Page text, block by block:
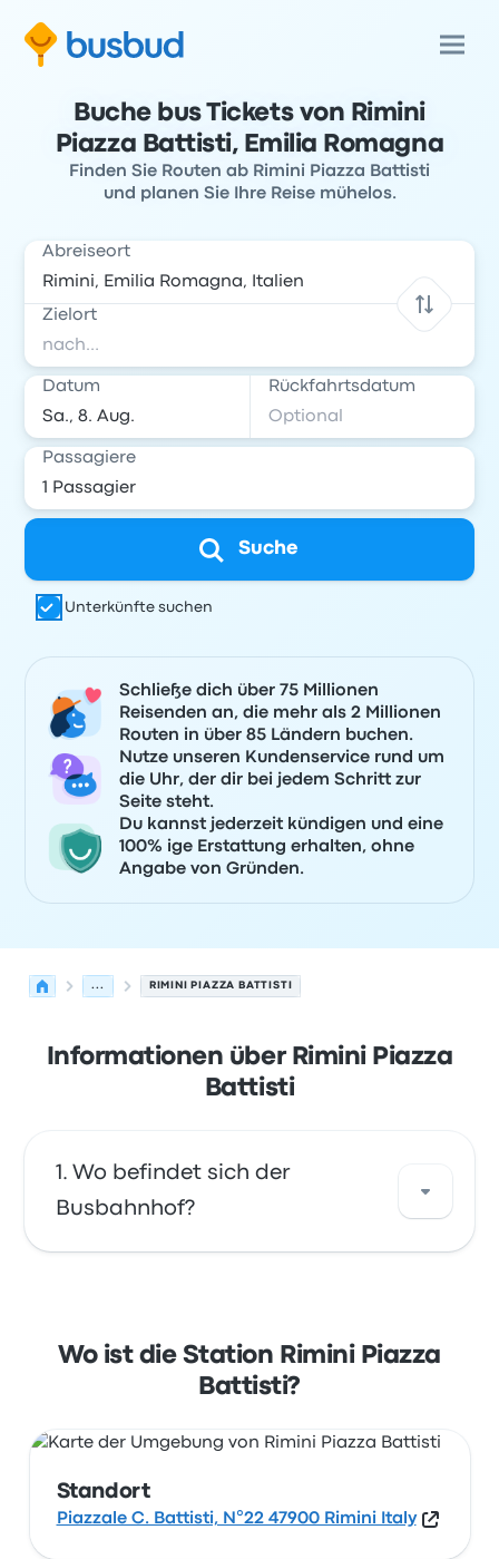
Buche bus Tickets von Rimini
Piazza Battisti, Emilia Romagna
Finden Sie Routen ab Rimini Piazza Battisti
und planen Sie Ihre Reise mühelos.
Abreiseort
Zielort
Datum Rückfahrtsdatum
Passagiere
Suche
Unterkünfte suchen
Schließe dich über 75 Millionen
Reisenden an, die mehr als 2 Millionen
Routen in über 85 Ländern buchen.
Nutze unseren Kundenservice rund um
die Uhr, der dir bei jedem Schritt zur
Seite steht.
Du kannst jederzeit kündigen und eine
100% ige Erstattung erhalten, ohne
Angabe von Gründen.
... RIMINI PIAZZA BATTISTI
Informationen über Rimini Piazza
Battisti
Wo befindet sich der
Busbahnhof?
Sehen Sie sich den Standort dieser
Bushaltestelle in Rimini auf einer Karte an.
Wo ist die Station Rimini Piazza
Battisti?
Standort
Piazzale C. Battisti, N°22 47900 Rimini Italy